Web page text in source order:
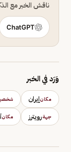
ناقش الخبر مع
ChatGPT
وَرَد في الخبر
مكانإيران
جهةرويترز مكان